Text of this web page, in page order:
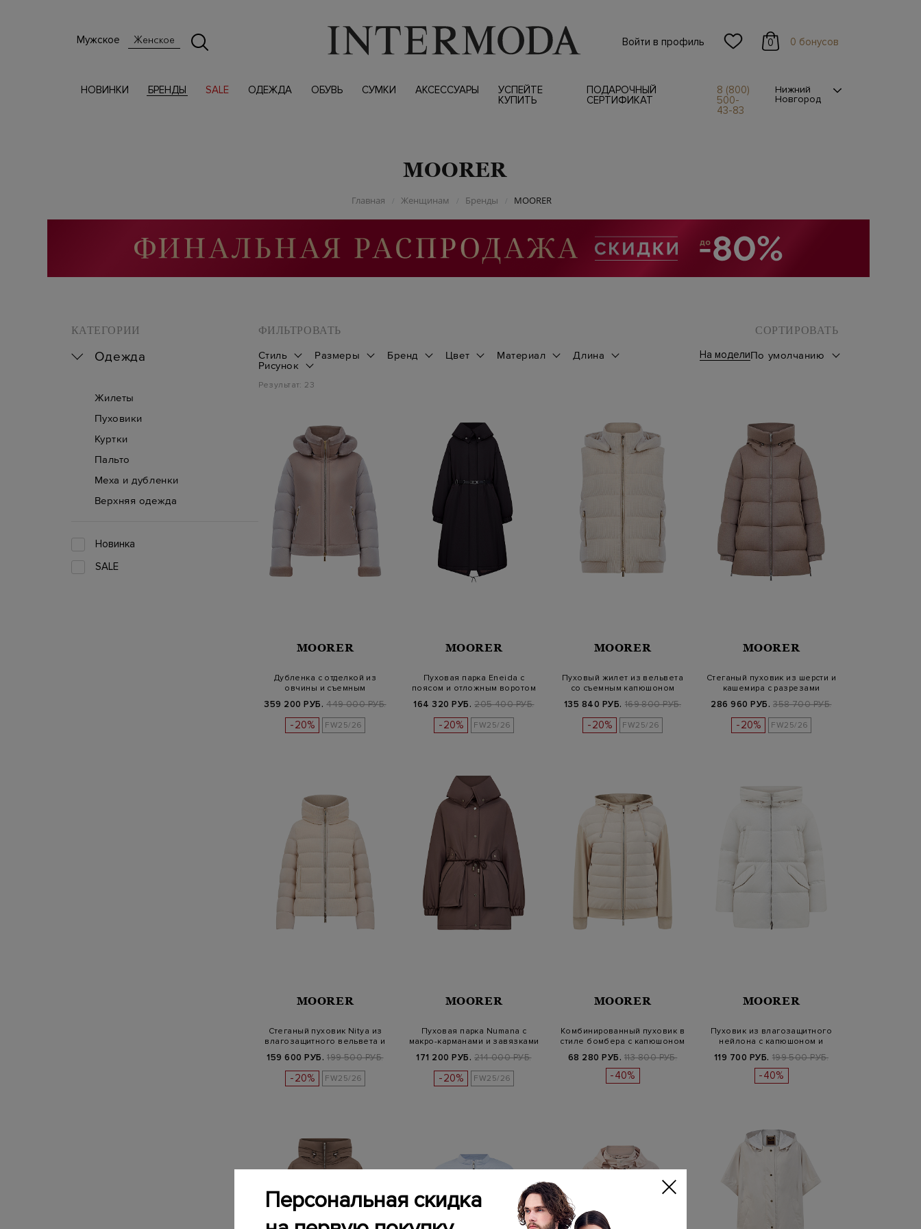
Мужское Женское Войти в профиль 0 0 бонусов
НОВИНКИ БРЕНДЫ SALE ОДЕЖДА ОБУВЬ СУМКИ АКСЕССУАРЫ
УСПЕЙТЕ
КУПИТЬ
ПОДАРОЧНЫЙ
СЕРТИФИКАТ
8 (800)
500-
43-83
Нижний
Новгород
MOORER
Главная / Женщинам / Бренды / MOORER
КАТЕГОРИИ
Одежда
Жилеты
Пуховики
Куртки
Пальто
Меха и дубленки
Верхняя одежда
Новинка
SALE
ФИЛЬТРОВАТЬ
Стиль Размеры Бренд Цвет Материал
Длина
Рисунок
На модели
СОРТИРОВАТЬ
По умолчанию
Результат: 23
MOORER
Дубленка с отделкой из
овчины и съемным
359 200 РУБ. 449 000 РУБ.
-20% FW25/26
MOORER
Пуховая парка Eneida с
поясом и отложным воротом
164 320 РУБ. 205 400 РУБ.
-20% FW25/26
MOORER
Пуховый жилет из вельвета
со съемным капюшоном
135 840 РУБ. 169 800 РУБ.
-20% FW25/26
MOORER
Стеганый пуховик из шерсти и
кашемира с разрезами
286 960 РУБ. 358 700 РУБ.
-20% FW25/26
MOORER
Стеганый пуховик Nitya из
влагозащитного вельвета и
159 600 РУБ. 199 500 РУБ.
-20% FW25/26
MOORER
Пуховая парка Numana с
макро-карманами и завязками
171 200 РУБ. 214 000 РУБ.
-20% FW25/26
MOORER
Комбинированный пуховик в
стиле бомбера с капюшоном
68 280 РУБ. 113 800 РУБ.
-40%
MOORER
Пуховик из влагозащитного
нейлона с капюшоном и
119 700 РУБ. 199 500 РУБ.
-40%
Персональная скидка